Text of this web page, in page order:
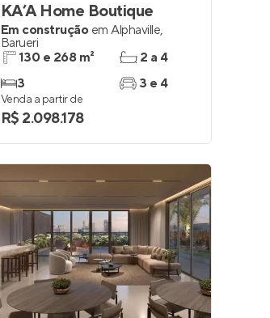
KA’A Home Boutique
Em construção em Alphaville,
Barueri
130 e 268 m²
3
2 a 4
3 e 4
Venda a partir de
R$ 2.098.178